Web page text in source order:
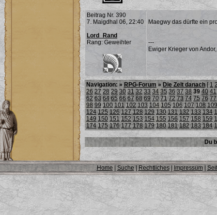
Beitrag Nr. 390
7. Maigdhal 06, 22:40
Lord_Rand
Rang: Geweihter
Maegwy das dürfte ein
---
Ewiger Krieger von
Navigation: » RPG-Forum » Die Zeit danach [1
26 27 28 29 30 31 32 33 34 35 36 37 38 39 40 41
62 63 64 65 66 67 68 69 70 71 72 73 74 75 76 77
98 99 100 101 102 103 104 105 106 107 108 109
124 125 126 127 128 129 130 131 132 133 134
149 150 151 152 153 154 155 156 157 158 159
174 175 176 177 178 179 180 181 182 183 184
Du
Home| Suche | Rechtliches| Impressum|